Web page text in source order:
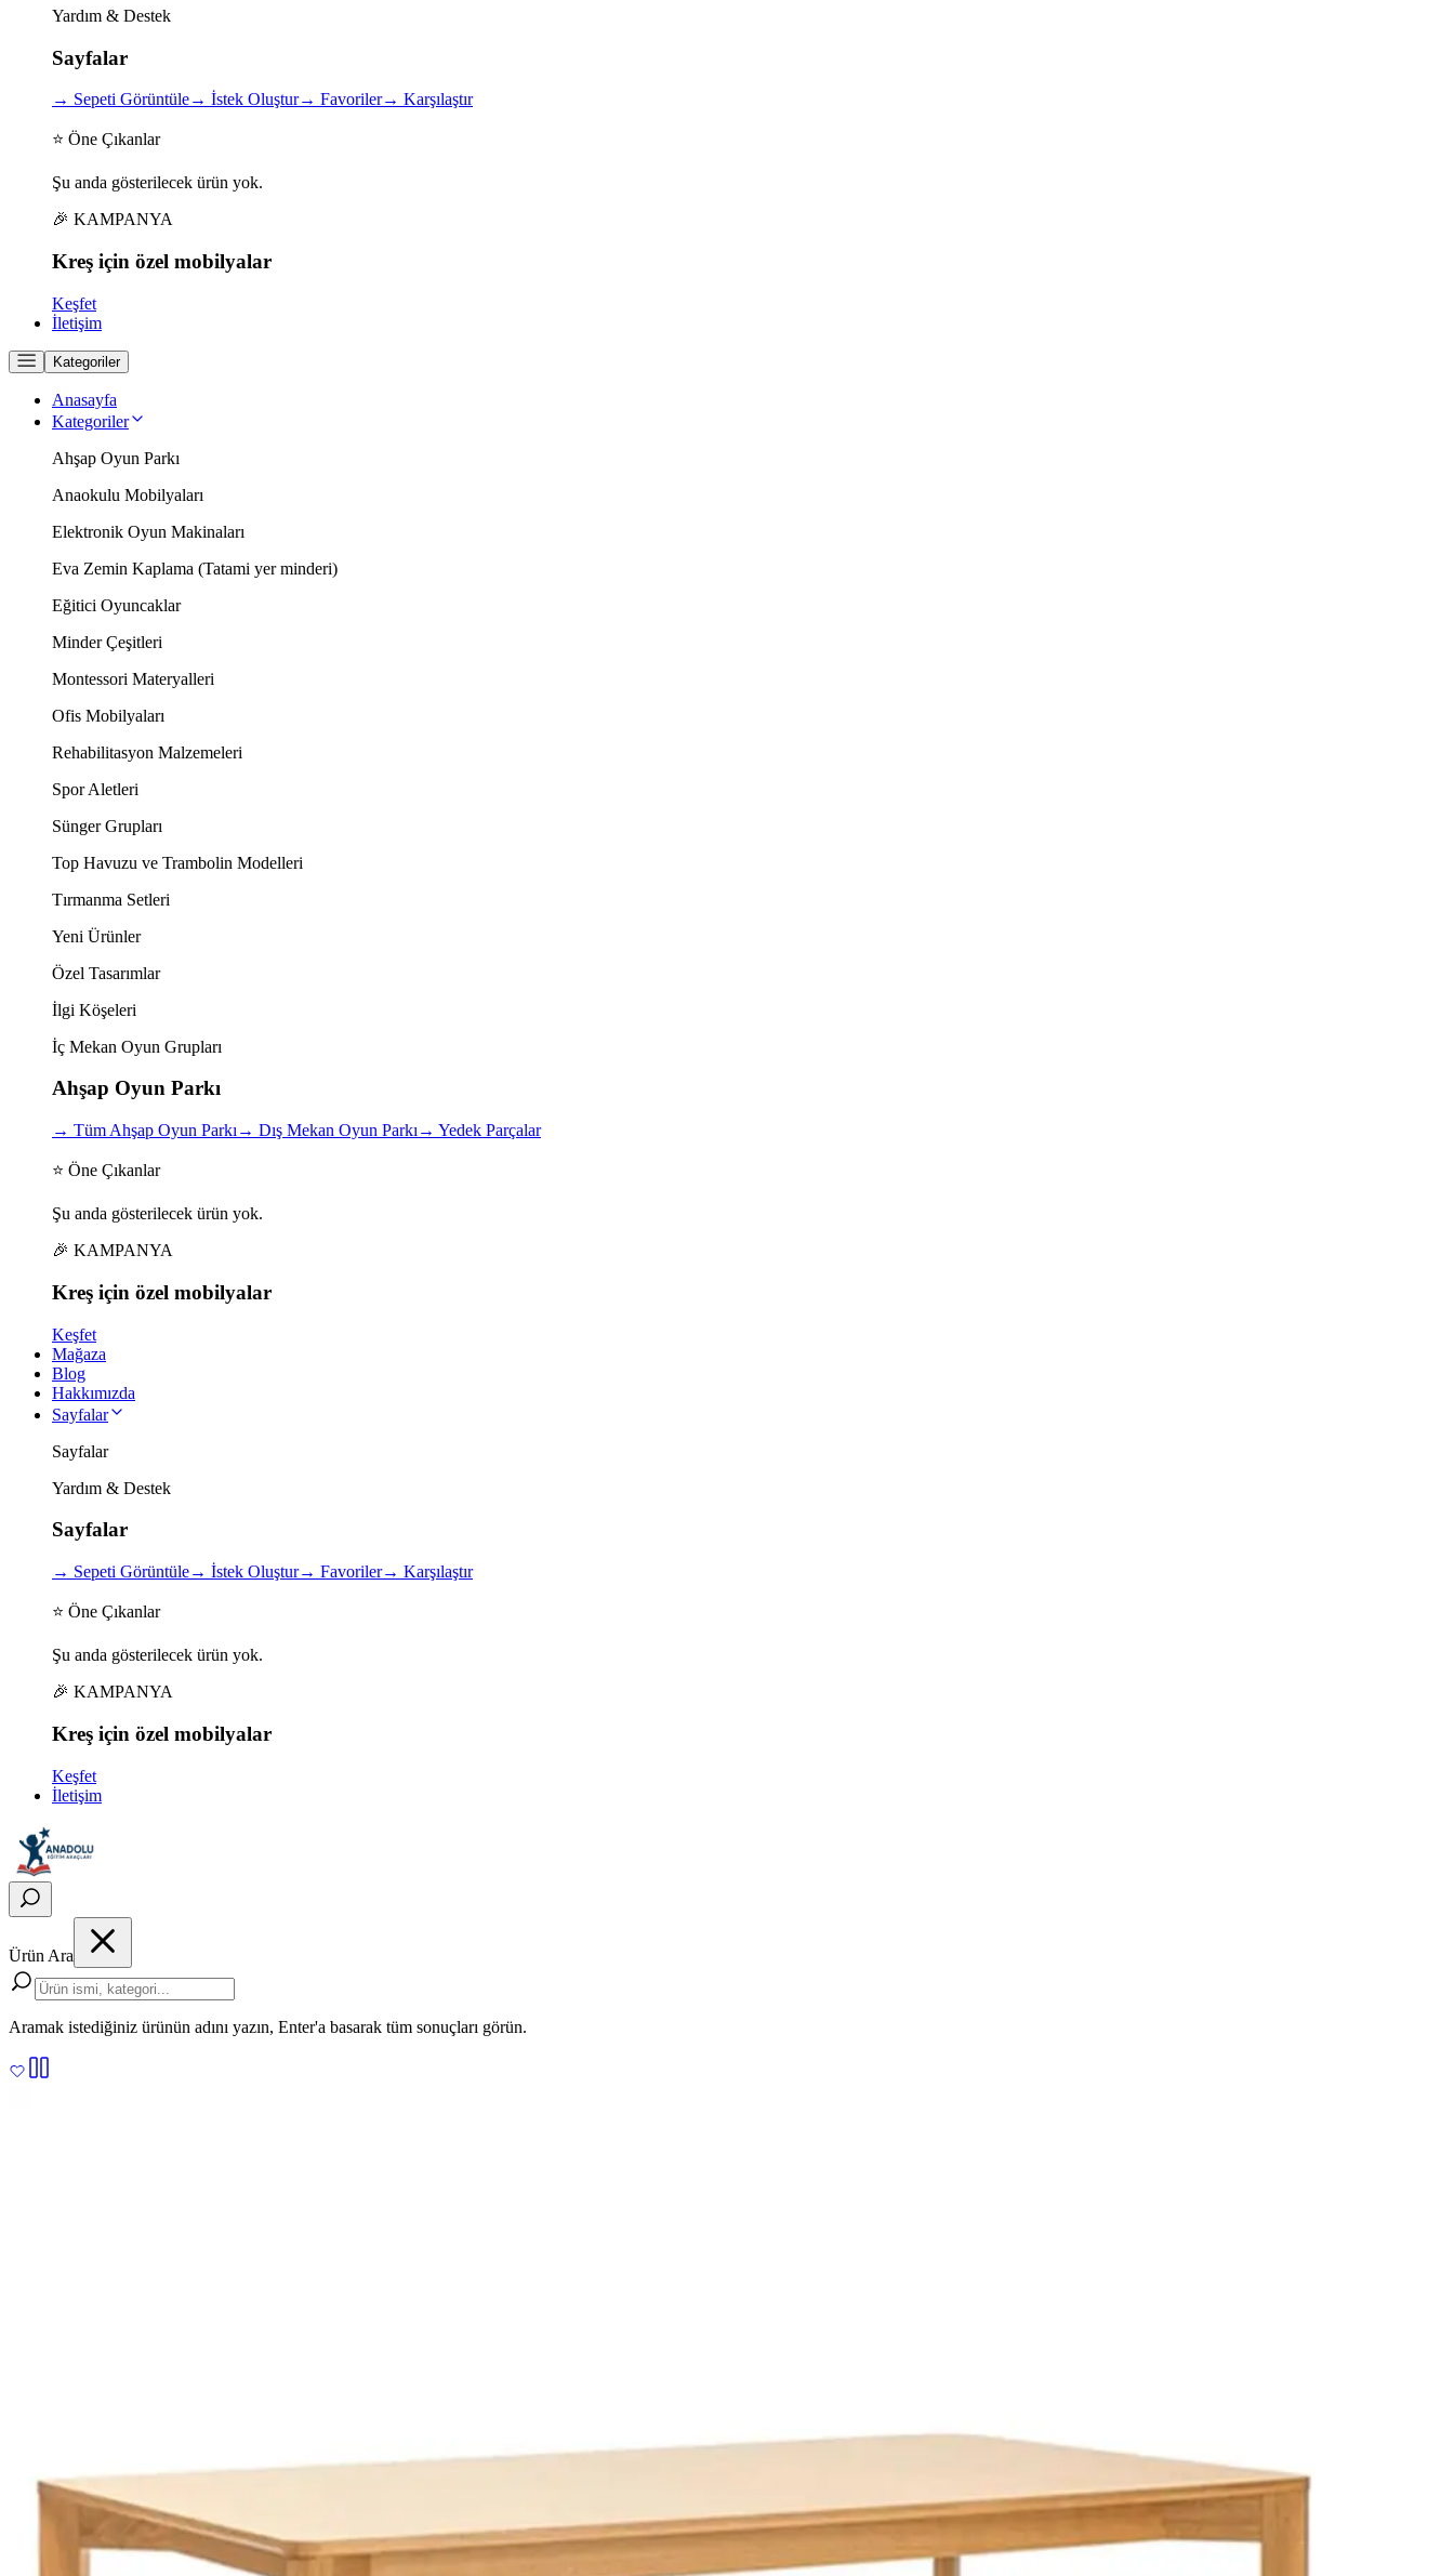
Yardım & Destek
Sayfalar
→ Sepeti Görüntüle→ İstek Oluştur→ Favoriler→ Karşılaştır
⭐ Öne Çıkanlar
Şu anda gösterilecek ürün yok.
🎉 KAMPANYA
Kreş için özel mobilyalar
Keşfet
İletişim
Kategoriler
Anasayfa
Kategoriler
Ahşap Oyun Parkı
Anaokulu Mobilyaları
Elektronik Oyun Makinaları
Eva Zemin Kaplama (Tatami yer minderi)
Eğitici Oyuncaklar
Minder Çeşitleri
Montessori Materyalleri
Ofis Mobilyaları
Rehabilitasyon Malzemeleri
Spor Aletleri
Sünger Grupları
Top Havuzu ve Trambolin Modelleri
Tırmanma Setleri
Yeni Ürünler
Özel Tasarımlar
İlgi Köşeleri
İç Mekan Oyun Grupları
Ahşap Oyun Parkı
→ Tüm Ahşap Oyun Parkı → Dış Mekan Oyun Parkı → Yedek Parçalar
⭐ Öne Çıkanlar
Şu anda gösterilecek ürün yok.
🎉 KAMPANYA
Kreş için özel mobilyalar
Keşfet
Mağaza
Blog
Hakkımızda
Sayfalar
Sayfalar
Yardım & Destek
Sayfalar
→ Sepeti Görüntüle→ İstek Oluştur→ Favoriler→ Karşılaştır
⭐ Öne Çıkanlar
Şu anda gösterilecek ürün yok.
🎉 KAMPANYA
Kreş için özel mobilyalar
Keşfet
İletişim
Ürün Ara
Aramak istediğiniz ürünün adını yazın, Enter'a basarak tüm sonuçları görün.